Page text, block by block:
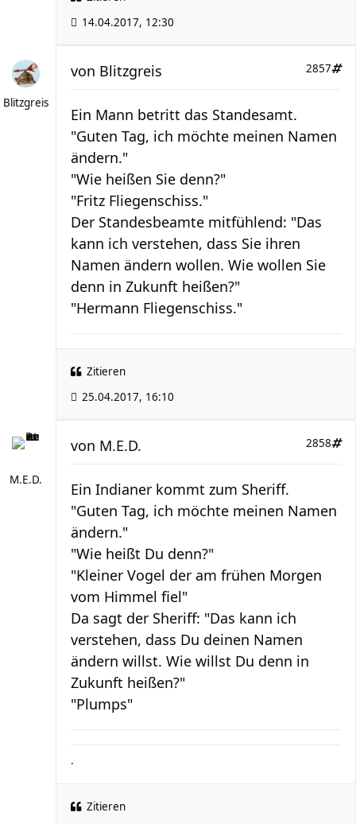
14.04.2017, 12:30
Blitzgreis
2857
von Blitzgreis
Ein Mann betritt das Standesamt.
"Guten Tag, ich möchte meinen Namen
ändern."
"Wie heißen Sie denn?"
"Fritz Fliegenschiss."
Der Standesbeamte mitfühlend: "Das
kann ich verstehen, dass Sie ihren
Namen ändern wollen. Wie wollen Sie
denn in Zukunft heißen?"
"Hermann Fliegenschiss."
Zitieren
25.04.2017, 16:10
M.E.D.
2858
von M.E.D.
Ein Indianer kommt zum Sheriff.
"Guten Tag, ich möchte meinen Namen
ändern."
"Wie heißt Du denn?"
"Kleiner Vogel der am frühen Morgen
vom Himmel fiel"
Da sagt der Sheriff: "Das kann ich
verstehen, dass Du deinen Namen
ändern willst. Wie willst Du denn in
Zukunft heißen?"
"Plumps"
.
Zitieren